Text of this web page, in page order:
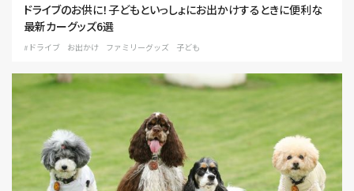
ドライブのお供に！子どもといっしょにお出かけするときに便利な
最新カーグッズ6選
#ドライブ お出かけ ファミリーグッズ 子ども